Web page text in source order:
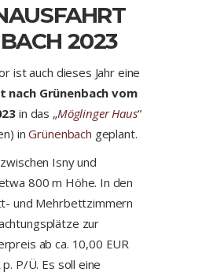
2023
ist auch dieses Jahr eine
nach Grünenbach vom
in das „Möglinger Haus“
inGrünenbach geplant.
Isny und
800 m Höhe. In den
und Mehrbettzimmern
zur
ab ca. 10,00 EUR
P/Ü. Es soll eine